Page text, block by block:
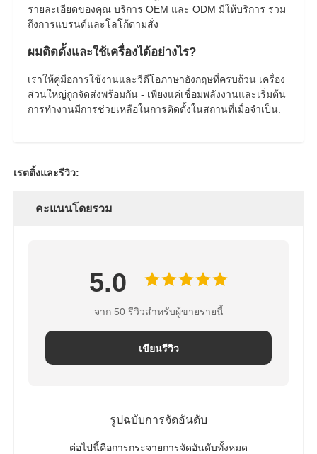
รายละเอียดของคุณ บริการ OEM และ ODM มีให้บริการ รวม
ถึงการแบรนด์และโลโก้ตามสั่ง
ผมติดตั้งและใช้เครื่องได้อย่างไร?
เราให้คู่มือการใช้งานและวีดีโอภาษาอังกฤษที่ครบถ้วน เครื่อง
ส่วนใหญ่ถูกจัดส่งพร้อมกัน - เพียงแค่เชื่อมพลังงานและเริ่มต้น
การทํางานมีการช่วยเหลือในการติดตั้งในสถานที่เมื่อจําเป็น.
เรตติ้งและรีวิว:
คะแนนโดยรวม
5.0
จาก 50 รีวิวสำหรับผู้ขายรายนี้
เขียนรีวิว
รูปฉบับการจัดอันดับ
ต่อไปนี้คือการกระจายการจัดอันดับทั้งหมด